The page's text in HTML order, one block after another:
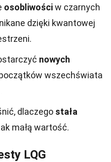
osobliwościw czarnych
dzięki kwantowej
nowych
wszechświata
dlaczego stała
małą wartość.
LQG